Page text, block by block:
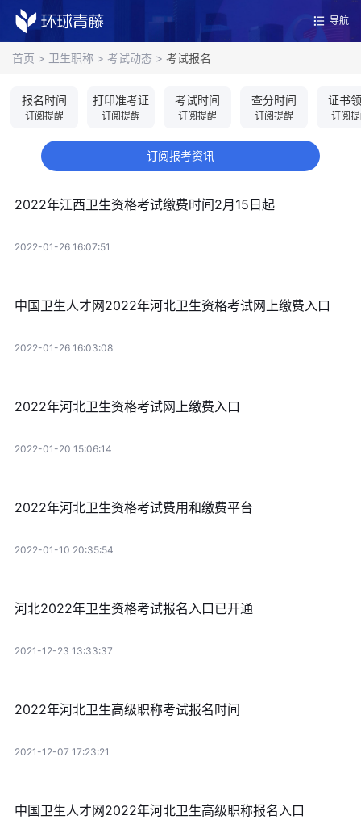
导航
首页 > 卫生职称 > 考试动态 > 考试报名
报名时间
订阅提醒
打印准考证
订阅提醒
考试时间
订阅提醒
查分时间
订阅提醒
证书
订阅
订阅报考资讯
2022年江西卫生资格考试缴费时间2月15日起
2022-01-26 16:07:51
中国卫生人才网2022年河北卫生资格考试网上缴费入口
2022-01-26 16:03:08
2022年河北卫生资格考试网上缴费入口
2022-01-20 15:06:14
2022年河北卫生资格考试费用和缴费平台
2022-01-10 20:35:54
河北2022年卫生资格考试报名入口已开通
2021-12-23 13:33:37
2022年河北卫生高级职称考试报名时间
2021-12-07 17:23:21
中国卫生人才网2022年河北卫生高级职称报名入口